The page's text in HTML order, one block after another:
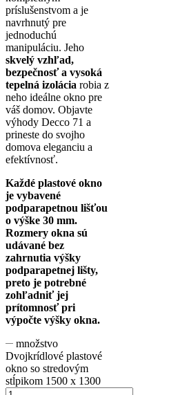
príslušenstvom a je
navrhnutý pre
jednoduchú
manipuláciu. Jeho
skvelý vzhľad,
bezpečnosť a vysoká
tepelná izolácia robia z
neho ideálne okno pre
váš domov. Objavte
výhody Decco 71 a
prineste do svojho
domova eleganciu a
efektívnosť.
Každé plastové okno
je vybavené
podparapetnou lišťou
o výške 30 mm.
Rozmery okna sú
udávané bez
zahrnutia výšky
podparapetnej lišty,
preto je potrebné
zohľadniť jej
prítomnosť pri
výpočte výšky okna.
množstvo
Dvojkrídlové plastové
okno so stredovým
stĺpikom 1500 x 1300